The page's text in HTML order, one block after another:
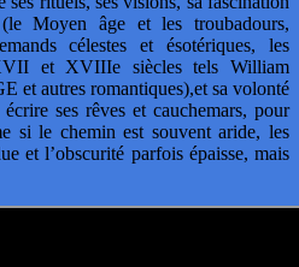
Moyen âge et les troubadours,
célestes et ésotériques, les
et XVIIIe siècles tels William
autres romantiques),et sa volonté
ses rêves et cauchemars, pour
si le chemin est souvent aride, les
et l’obscurité parfois épaisse, mais